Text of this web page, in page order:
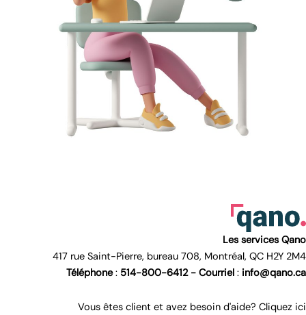
Les services Qano
417 rue Saint-Pierre, bureau 708, Montréal, QC H2Y 2M4
Téléphone: 514-800-6412 - Courriel : info@qano.ca
Vous êtes client et avez besoin d'aide? Cliquez ici